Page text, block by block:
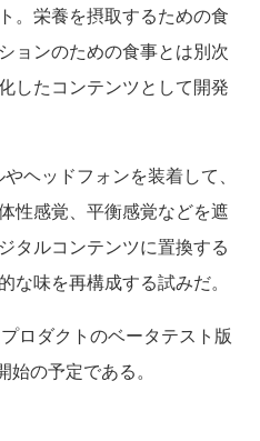
。栄養を摂取するための食
ョンのための食事とは別次
したコンテンツとして開発
ヘッドフォンを装着して、
性感覚、平衡感覚などを遮
タルコンテンツに置換する
な味を再構成する試みだ。
ロダクトのベータテスト版
の予定である。